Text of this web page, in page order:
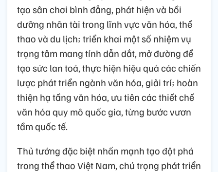
tạo sân chơi bình đẳng, phát hiện và bồi
dưỡng nhân tài trong lĩnh vực văn hóa, thể
thao và du lịch; triển khai một số nhiệm vụ
trọng tâm mang tính dẫn dắt, mở đường để
tạo sức lan toả, thực hiện hiệu quả các chiến
lược phát triển ngành văn hóa, giải trí; hoàn
thiện hạ tầng văn hóa, ưu tiên các thiết chế
văn hóa quy mô quốc gia, từng bước vươn
tầm quốc tế.
Thủ tướng đặc biệt nhấn mạnh tạo đột phá
trong thể thao Việt Nam, chú trọng phát triển